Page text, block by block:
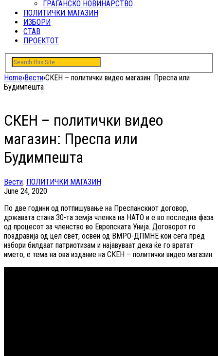
ГРАЃАНСКО НОВИНАРСТВО
ПОЛИТИЧКИ МАГАЗИН
ИЗБОРИ
СТАВ
ПРОЕКТОТ
Home›Вести›СКЕН – политички видео магазин: Преспа или
Будимпешта
СКЕН – политички видео
магазин: Преспа или
Будимпешта
Вести, ПОЛИТИЧКИ МАГАЗИН
June 24, 2020
По две години од потпишување на Преспанскиот договор,
државата стана 30-та земја членка на НАТО и е во последна фаза
од процесот за членство во Европската Унија. Договорот го
поздравија од цел свет, освен од ВМРО-ДПМНЕ кои сега пред
избори билдаат патриотизам и најавуваат дека ќе го вратат
името, е тема на ова издание на СКЕН – политички видео магазин.